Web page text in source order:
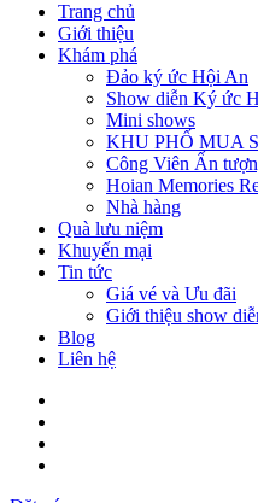
Trang chủ
Giới thiệu
Khám phá
Đảo ký ức Hội An
Show diễn Ký ức
Mini shows
KHU PHỐ MUA
Công Viên Ấn
Hoian Memories
Nhà hàng
Quà lưu niệm
Khuyến mại
Tin tức
Giá vé và Ưu đãi
Giới thiệu show
Blog
Liên hệ